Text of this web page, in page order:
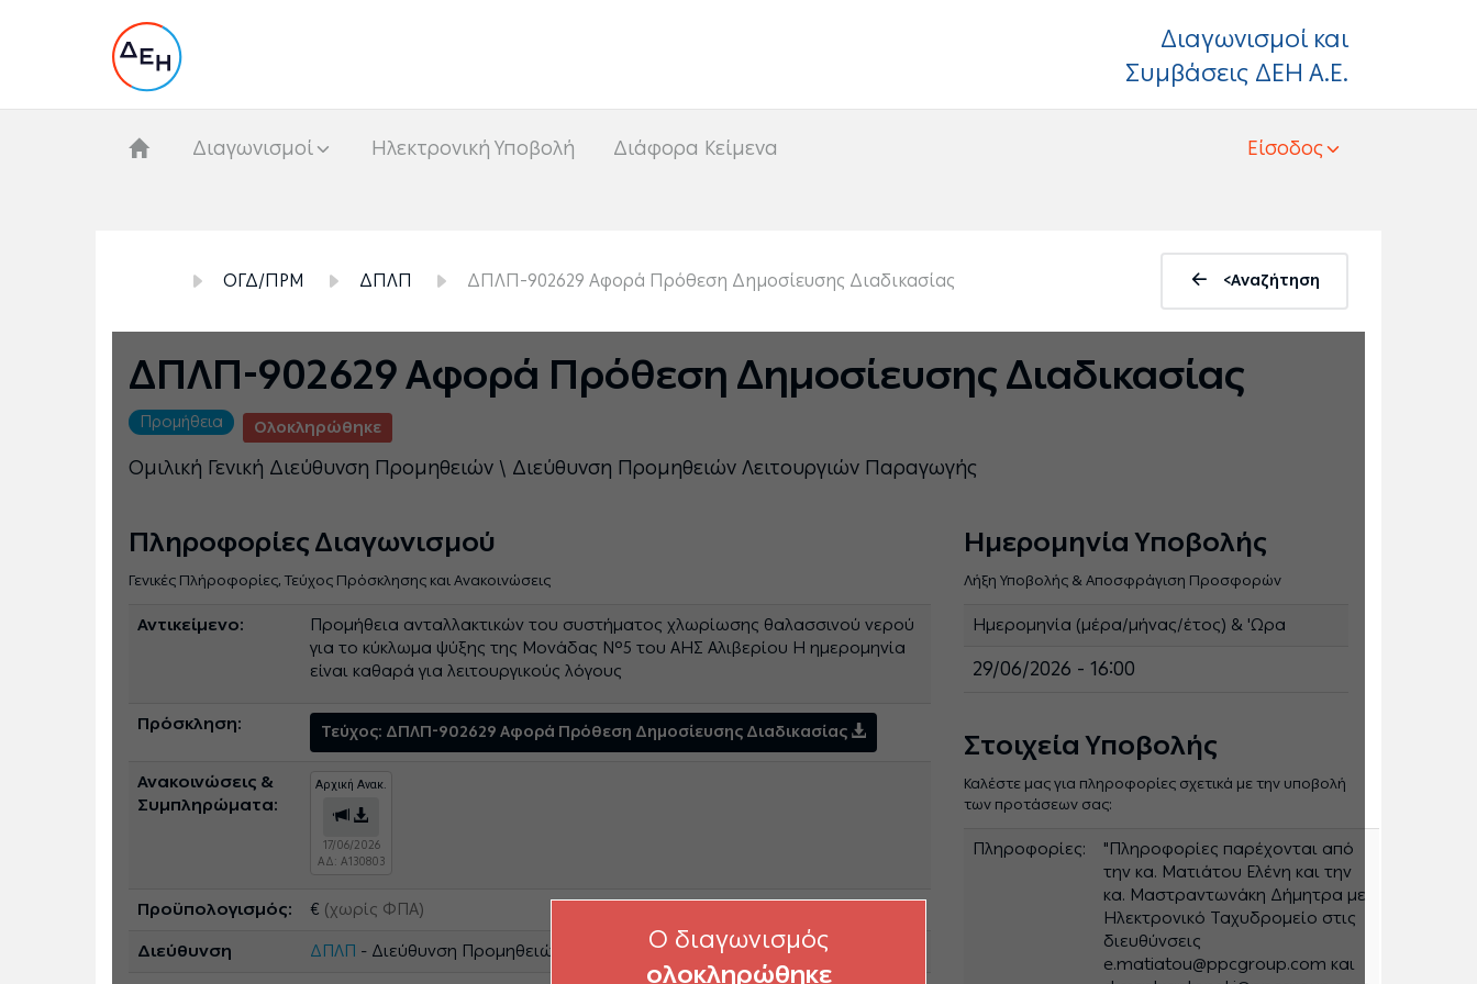
Διαγωνισμοί και
Συμβάσεις ΔΕΗ Α.Ε.
Διαγωνισμοί Hλεκτρονική Υποβολή Διάφορα Κείμενα Είσοδος
ΟΓΔ/ΠΡΜ ΔΠΛΠ ΔΠΛΠ-902629 Αφορά Πρόθεση Δημοσίευσης Διαδικασίας <Αναζήτηση
ΔΠΛΠ-902629 Αφορά Πρόθεση Δημοσίευσης Διαδικασίας
Προμήθεια Ολοκληρώθηκε
Ομιλική Γενική Διεύθυνση Προμηθειών \ Διεύθυνση Προμηθειών Λειτουργιών Παραγωγής
Ημερομηνία Υποβολής
Λήξη Υποβολής & Αποσφράγιση Προσφορών
Ημερομηνία (μέρα/μήνας/έτος) & 'Ωρα
29/06/2026 - 16:00
Στοιχεία Υποβολής
Καλέστε μας για πληροφορίες σχετικά με την υποβολή
των προτάσεων σας:
Πληροφορίες:
"Πληροφορίες παρέχονται από
την κα. Ματιάτου Ελένη και την
κα. Μαστραντωνάκη Δήμητρα με
Ηλεκτρονικό Ταχυδρομείο στις
διευθύνσεις
e.matiatou@ppcgroup.com και
Πληροφορίες Διαγωνισμού
Γενικές Πλήροφορίες, Τεύχος Πρόσκλησης και Ανακοινώσεις
Αντικείμενο:
Προμήθεια ανταλλακτικών του συστήματος χλωρίωσης θαλασσινού νερού
για το κύκλωμα ψύξης της Μονάδας Ν°5 του ΑΗΣ Αλιβερίου Η ημερομηνία
είναι καθαρά για λειτουργικούς λόγους
Πρόσκληση: Τεύχος: ΔΠΛΠ-902629 Αφορά Πρόθεση Δημοσίευσης Διαδικασίας
Ανακοινώσεις &
Συμπληρώματα:
Αρχική Ανακ.
17/06/2026
ΑΔ: A130803
Προϋπολογισμός: € (χωρίς ΦΠΑ)
Διεύθυνση ΔΠΛΠ - Διεύθυνση Προμηθειών Λειτουργιών Παραγωγής
O διαγωνισμός
ολοκληρώθηκε